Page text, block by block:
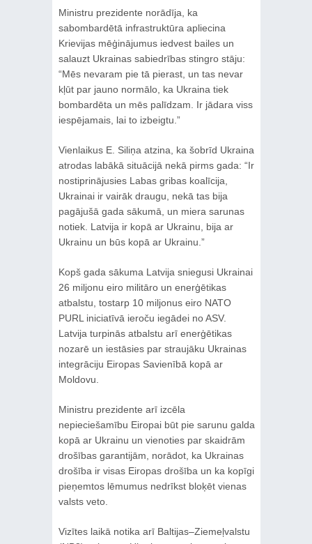
Ministru prezidente norādīja, ka
sabombardētā infrastruktūra apliecina
Krievijas mēģinājumus iedvest bailes un
salauzt Ukrainas sabiedrības stingro stāju:
“Mēs nevaram pie tā pierast, un tas nevar
kļūt par jauno normālo, ka Ukraina tiek
bombardēta un mēs palīdzam. Ir jādara viss
iespējamais, lai to izbeigtu.”
Vienlaikus E. Siliņa atzina, ka šobrīd Ukraina
atrodas labākā situācijā nekā pirms gada: “Ir
nostiprinājusies Labas gribas koalīcija,
Ukrainai ir vairāk draugu, nekā tas bija
pagājušā gada sākumā, un miera sarunas
notiek. Latvija ir kopā ar Ukrainu, bija ar
Ukrainu un būs kopā ar Ukrainu.”
Kopš gada sākuma Latvija sniegusi Ukrainai
26 miljonu eiro militāro un enerģētikas
atbalstu, tostarp 10 miljonus eiro NATO
PURL iniciatīvā ieroču iegādei no ASV.
Latvija turpinās atbalstu arī enerģētikas
nozarē un iestāsies par straujāku Ukrainas
integrāciju Eiropas Savienībā kopā ar
Moldovu.
Ministru prezidente arī izcēla
nepieciešamību Eiropai būt pie sarunu galda
kopā ar Ukrainu un vienoties par skaidrām
drošības garantijām, norādot, ka Ukrainas
drošība ir visas Eiropas drošība un ka kopīgi
pieņemtos lēmumus nedrīkst bloķēt vienas
valsts veto.
Vizītes laikā notika arī Baltijas–Ziemeļvalstu